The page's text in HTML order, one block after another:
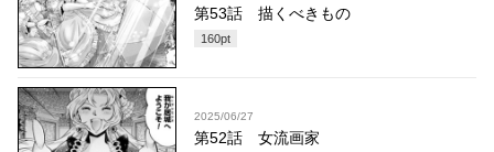
第53話 描くべきもの
160pt
2025/06/27
第52話 女流画家